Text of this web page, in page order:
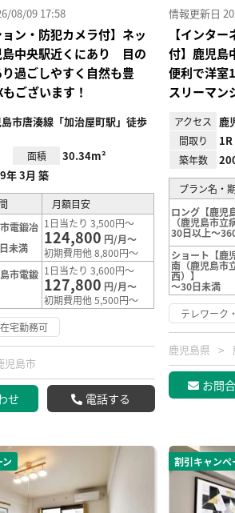
08/09 17:58
ョン・防犯カメラ付】ネッ
島中央駅近くにあり 目の
過ごしやすく自然も豊
ございます！
市唐湊線「加治屋町駅」徒歩
面積 30.34m²
年 3月 築
月額目安
電鍛冶
未満
1日当たり 3,500円～
124,800 円/月～
初期費用他 8,800円～
市電鍛 1日当たり 3,600円～
127,800 円/月～
初期費用他 5,500円～
宅勤務可
児島市
せ 電話する
情報更新日
【インタ
付】鹿児島
便利で洋室
スリーマン
アクセス 鹿
間取り 1R
築年数
プラン名・
ロング【鹿児
（鹿児島市立
30日以上～
ショート【鹿
南（鹿児島市
西）】
～30日未満
テレワーク
鹿児島県
お問
ン 割引キャンペ